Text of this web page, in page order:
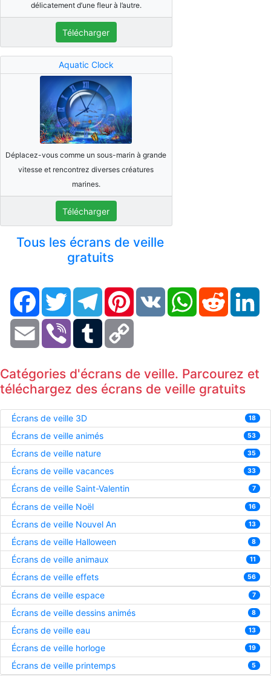
délicatement d’une fleur à l’autre.
Télécharger
Aquatic Clock
Déplacez-vous comme un sous-marin à grande
vitesse et rencontrez diverses créatures
marines.
Télécharger
Tous les écrans de veille
gratuits
FacebookTwitter TelegramPinterestVK WhatsAppReddit
Email Viber Tumblr
Catégories d'écrans de veille. Parcourez et
téléchargez des écrans de veille gratuits
Écrans de veille 3D 18
Écrans de veille animés 53
Écrans de veille nature 35
Écrans de veille vacances 33
Écrans de veille Saint-Valentin 7
Écrans de veille Noël 16
Écrans de veille Nouvel An 13
Écrans de veille Halloween 8
Écrans de veille animaux 11
Écrans de veille effets 56
Écrans de veille espace 7
Écrans de veille dessins animés 8
Écrans de veille eau 13
Écrans de veille horloge 19
Écrans de veille printemps 5